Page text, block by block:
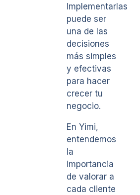
Implementarlas
puede ser
una de las
decisiones
más simples
y efectivas
para hacer
crecer tu
negocio.
En Yimi,
entendemos
la
importancia
de valorar a
cada cliente